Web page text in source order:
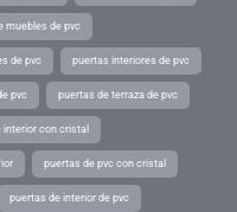
muebles de pvc
de pvc puertas interiores de pvc
pvc puertas de terraza de pvc
interior con cristal
puertas de pvc con cristal
puertas de interior de pvc